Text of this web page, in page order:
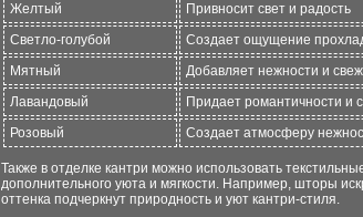
Желтый
Привносит свет и радость
Светло-голубой
Создает ощущение
Мятный
Добавляет нежности и
Лавандовый
Придает романтичности и
Розовый
Создает атмосферу
Также в отделке кантри можно использовать
дополнительного уюта и мягкости. Например, шторы
оттенка подчеркнут природность и уют кантри-стиля.